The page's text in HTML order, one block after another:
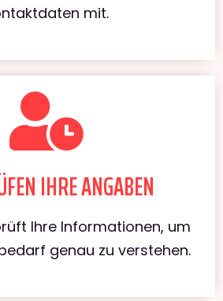
mit.
IHRE ANGABEN
Ihre Informationen, um
genau zu verstehen.